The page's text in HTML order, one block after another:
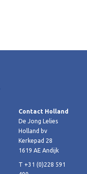
Contact Holland
De Jong Lelies
Holland bv
Kerkepad 28
1619 AE Andijk
T +31 (0)228 591